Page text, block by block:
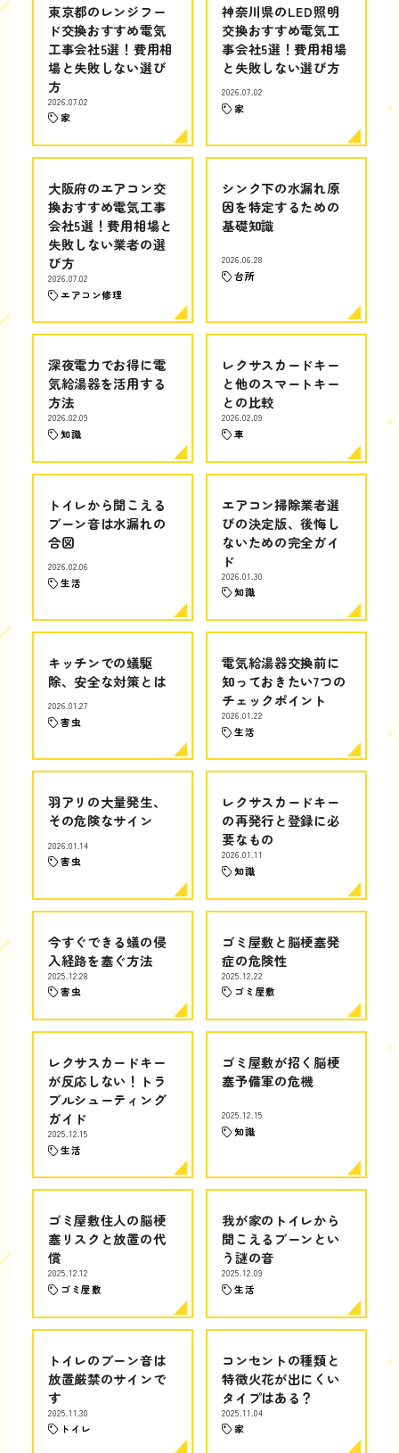
東京都のレンジフー
ド交換おすすめ電気
工事会社5選！費用相
場と失敗しない選び
方
2026.07.02
家
神奈川県のLED照明
交換おすすめ電気工
事会社5選！費用相場
と失敗しない選び方
2026.07.02
家
大阪府のエアコン交
換おすすめ電気工事
会社5選！費用相場と
失敗しない業者の選
び方
2026.07.02
エアコン修理
シンク下の水漏れ原
因を特定するための
基礎知識
2026.06.28
台所
深夜電力でお得に電
気給湯器を活用する
方法
2026.02.09
知識
レクサスカードキー
と他のスマートキー
との比較
2026.02.09
車
トイレから聞こえる
ブーン音は水漏れの
合図
2026.02.06
生活
エアコン掃除業者選
びの決定版、後悔し
ないための完全ガイ
ド
2026.01.30
知識
キッチンでの蟻駆
除、安全な対策とは
2026.01.27
害虫
電気給湯器交換前に
知っておきたい7つの
チェックポイント
2026.01.22
生活
羽アリの大量発生、
その危険なサイン
2026.01.14
害虫
レクサスカードキー
の再発行と登録に必
要なもの
2026.01.11
知識
今すぐできる蟻の侵
入経路を塞ぐ方法
2025.12.28
害虫
ゴミ屋敷と脳梗塞発
症の危険性
2025.12.22
ゴミ屋敷
レクサスカードキー
が反応しない！トラ
ブルシューティング
ガイド
2025.12.15
生活
ゴミ屋敷が招く脳梗
塞予備軍の危機
2025.12.15
知識
ゴミ屋敷住人の脳梗
塞リスクと放置の代
償
2025.12.12
ゴミ屋敷
我が家のトイレから
聞こえるブーンとい
う謎の音
2025.12.09
生活
トイレのブーン音は
放置厳禁のサインで
す
2025.11.30
トイレ
コンセントの種類と
特徴火花が出にくい
タイプはある？
2025.11.04
家